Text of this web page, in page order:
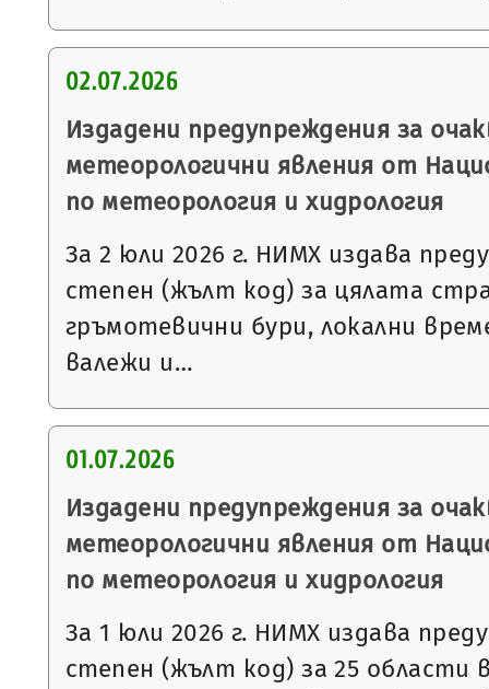
02.07.2026
Издадени предупреждения за
метеорологични явления от
по метеорология и хидрология
За 2 юли 2026 г. НИМХ издава
степен (жълт код) за цялата
гръмотевични бури, локални
валежи и…
01.07.2026
Издадени предупреждения за
метеорологични явления от
по метеорология и хидрология
За 1 юли 2026 г. НИМХ издава
степен (жълт код) за 25 области